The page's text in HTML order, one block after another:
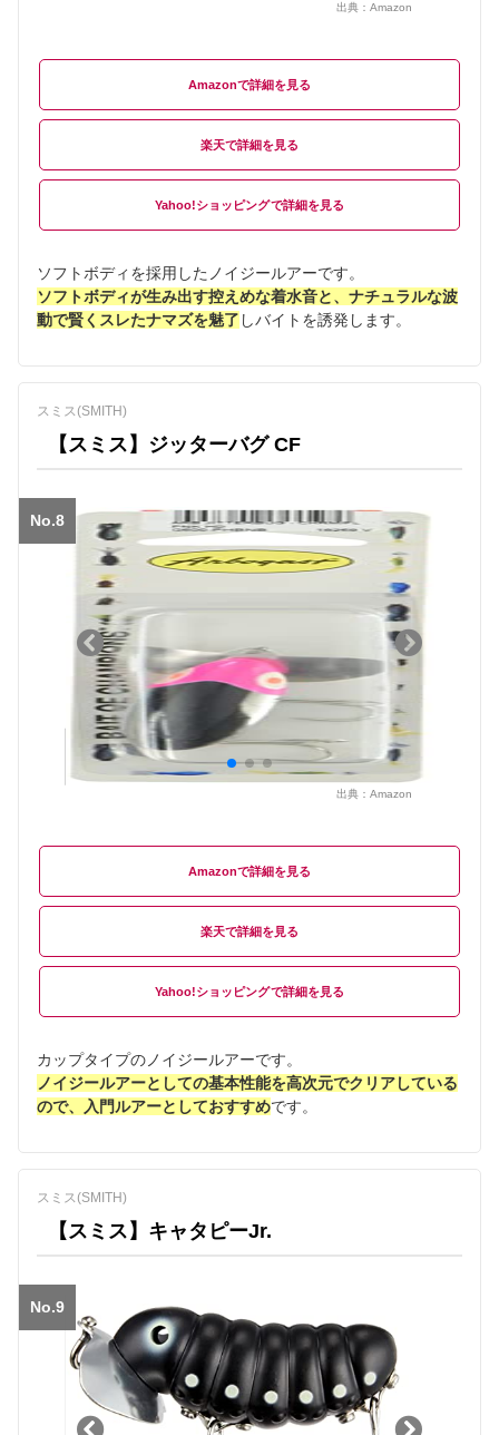
出典： Amazon
Amazon
楽天
Yahoo!ショッピング
ソフトボディを採用したノイジールアーです。
ソフトボディが生み出す控えめな着水音と、ナチュラルな波
動で賢くスレたナマズを魅了 しバイトを誘発します。
スミス(SMITH)
【スミス】ジッターバグ CF
No.8
出典： Amazon
Amazon
楽天
Yahoo!ショッピング
カップタイプのノイジールアーです。
ノイジールアーとしての基本性能を高次元でクリアしている
ので、入門ルアーとしておすすめです。
スミス(SMITH)
【スミス】キャタピーJr.
No.9